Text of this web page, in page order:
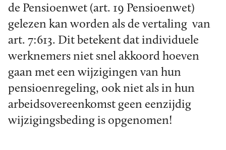
de Pensioenwet (art. 19 Pensioenwet)
gelezen kan worden als de vertaling van
art. 7:613. Dit betekent dat individuele
werknemers niet snel akkoord hoeven
gaan met een wijzigingen van hun
pensioenregeling, ook niet als in hun
arbeidsovereenkomst geen eenzijdig
wijzigingsbeding is opgenomen!